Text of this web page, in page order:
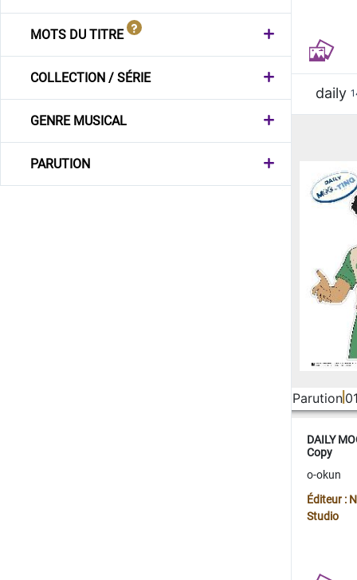
MOTS DU TITRE
COLLECTION / SÉRIE
GENRE MUSICAL
PARUTION
daily
Parution
DAILY
Copy
o-okun
Éditeur :
Studio